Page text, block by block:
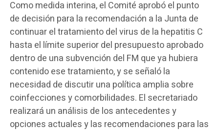
Como medida interina, el Comité aprobó el punto
de decisión para la recomendación a la Junta de
continuar el tratamiento del virus de la hepatitis C
hasta el límite superior del presupuesto aprobado
dentro de una subvención del FM que ya hubiera
contenido ese tratamiento, y se señaló la
necesidad de discutir una política amplia sobre
coinfecciones y comorbilidades. El secretariado
realizará un análisis de los antecedentes y
opciones actuales y las recomendaciones para las